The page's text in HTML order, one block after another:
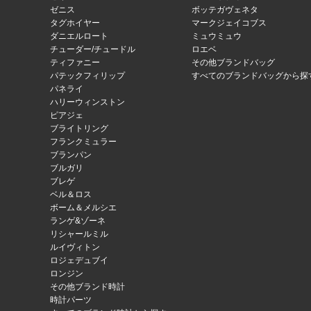
ゼニス
タグホイヤー
ダニエルロート
チューダー/チュードル
ティファニー
パテックフィリップ
パネライ
ハリーウィンストン
ピアジェ
ブライトリング
フランクミュラー
ブランパン
ブルガリ
ブレゲ
ベル＆ロス
ボーム＆メルシエ
ランゲ&ゾーネ
リシャールミル
ルイヴィトン
ロジェデュブイ
ロンジン
その他ブランド時計
時計パーツ
ボッテガヴェネタ
マークジェイコブス
ミュウミュウ
ロエベ
その他ブランドバッグ
すべてのブランドバッグから探